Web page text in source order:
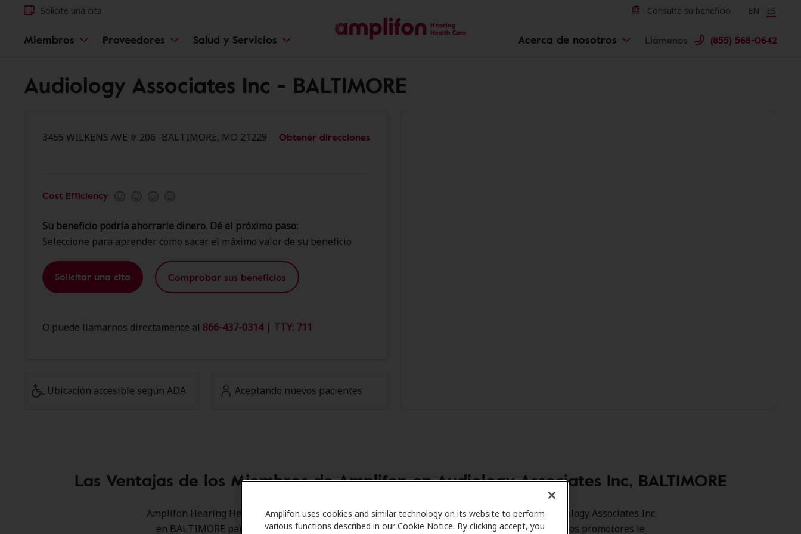
Amplifon uses cookies and similar technology on its website to perform
various functions described in our Cookie Notice. By clicking accept, you
Solicite una cita Consulte su beneficio Change
EN ES
Miembros Proveedores Salud y Servicios Acerca de nosotros Llámenos (855) 568-0642
Audiology Associates Inc - BALTIMORE
3455 WILKENS AVE # 206 -BALTIMORE, MD 21229 Obtener direcciones
Cost Efficiency
Su beneficio podría ahorrarle dinero. Dé el próximo paso:
Seleccione para aprender cómo sacar el máximo valor de su beneficio
Solicitar una cita Comprobar sus beneficios
O puede llamarnos directamente al 866-437-0314 | TTY: 711
Ubicación accesible según ADA Aceptando nuevos pacientes
Las Ventajas de los Miembros de Amplifon en Audiology Associates Inc, BALTIMORE
Amplifon Hearing Health Care se asocia con muchos planes de beneficios y clínicas como Audiology Associates Inc
en BALTIMORE para ofrecer descuentos especiales en audífonos y atención auditiva. Nuestros promotores le